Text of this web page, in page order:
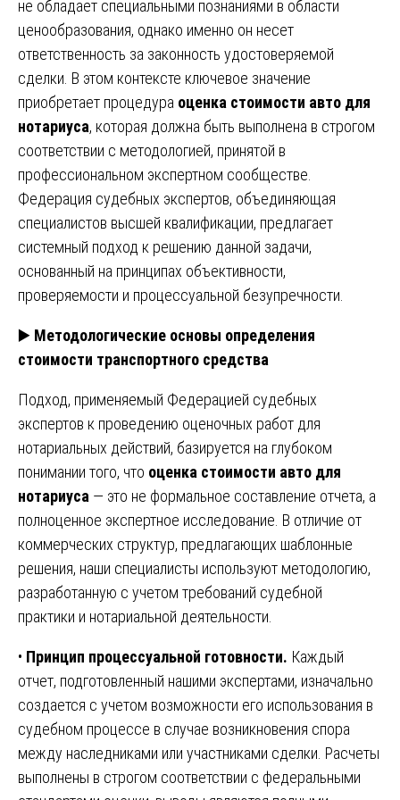
не обладает специальными познаниями в области
ценообразования, однако именно он несет
ответственность за законность удостоверяемой
сделки. В этом контексте ключевое значение
приобретает процедура оценка стоимости авто для
нотариуса, которая должна быть выполнена в строгом
соответствии с методологией, принятой в
профессиональном экспертном сообществе.
Федерация судебных экспертов, объединяющая
специалистов высшей квалификации, предлагает
системный подход к решению данной задачи,
основанный на принципах объективности,
проверяемости и процессуальной безупречности.
▶️ Методологические основы определения
стоимости транспортного средства
Подход, применяемый Федерацией судебных
экспертов к проведению оценочных работ для
нотариальных действий, базируется на глубоком
понимании того, что оценка стоимости авто для
нотариуса — это не формальное составление отчета, а
полноценное экспертное исследование. В отличие от
коммерческих структур, предлагающих шаблонные
решения, наши специалисты используют методологию,
разработанную с учетом требований судебной
практики и нотариальной деятельности.
• Принцип процессуальной готовности. Каждый
отчет, подготовленный нашими экспертами, изначально
создается с учетом возможности его использования в
судебном процессе в случае возникновения спора
между наследниками или участниками сделки. Расчеты
выполнены в строгом соответствии с федеральными